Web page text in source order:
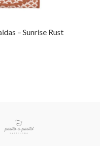
– Sunrise Rust